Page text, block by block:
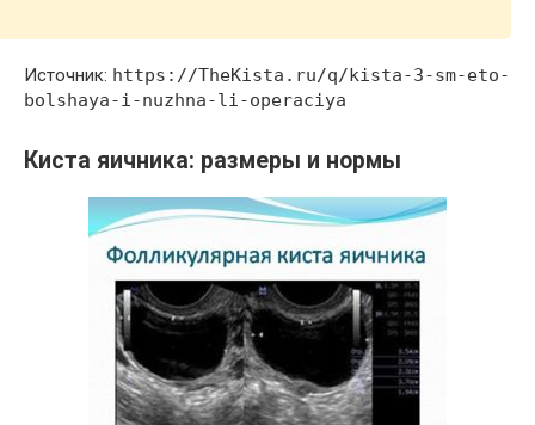
Источник: https://TheKista.ru/q/kista-3-sm-eto-
bolshaya-i-nuzhna-li-operaciya
Киста яичника: размеры и нормы